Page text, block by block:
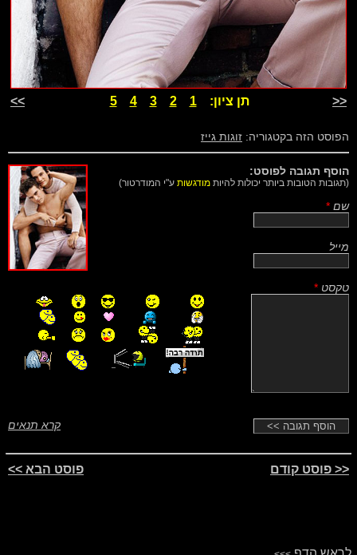
<< תן ציון:1
2
3
4
5
>>
הפוסט הזה בקטגוריה: זוגות גייז
הוסף תגובה לפוסט:
(תגובות הטובות ביותר יכולות להיות מודגשות ע"י המודרטור)
שם *
מייל
טקסט *
קרא תנאים
<< פוסט קודם פוסט הבא >>